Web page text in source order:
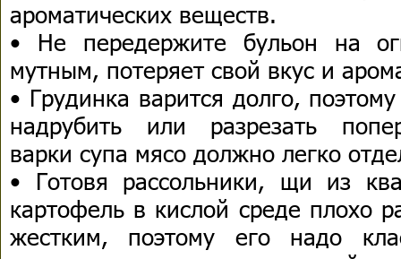
ароматических веществ.
• Не передержите бульон на
мутным, потеряет свой вкус и
• Грудинка варится долго,
надрубить или разрезать
варки супа мясо должно легко
• Готовя рассольники, щи из
картофель в кислой среде плохо
жестким, поэтому его надо